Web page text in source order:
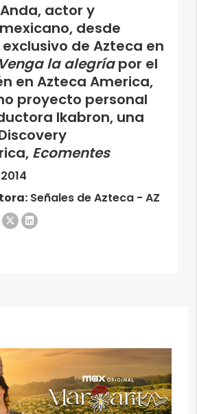
actor y
desde
exclusivo de Azteca en
Venga la alegríapor el
en Azteca America,
proyecto personal
Ikabron, una
Ecomentes
Señales de Azteca - AZ